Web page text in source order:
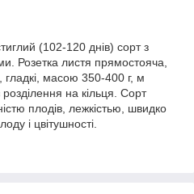
(102-120 днів) сорт з
Розетка листя прямостояча,
масою 350-400 г, м
на кільця. Сорт
плодів, лежкістью, швидко
і цвітушності.